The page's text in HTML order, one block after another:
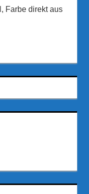
Farbe direkt aus